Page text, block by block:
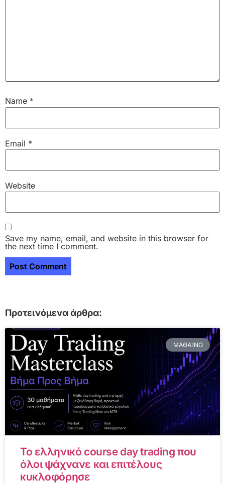
Name *
Email *
Website
Save my name, email, and website in this browser for
the next time I comment.
Προτεινόμενα άρθρα:
ΜΑΘΑΊΝΩ
Το ελληνικό course day trading που
όλοι ψάχνανε και επιτέλους
κυκλοφόρησε